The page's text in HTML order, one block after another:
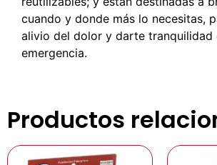
cuando y donde más lo necesitas,
alivio del dolor y darte tranquilidad
emergencia.
Productos